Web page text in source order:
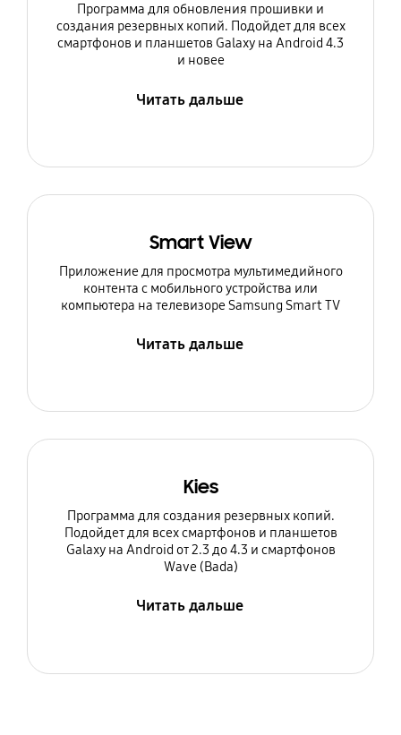
Программа для обновления прошивки и
создания резервных копий. Подойдет для всех
смартфонов и планшетов Galaxy на Android 4.3
и новее
Читать дальше
Smart View
Приложение для просмотра мультимедийного
контента с мобильного устройства или
компьютера на телевизоре Samsung Smart TV
Читать дальше
Kies
Программа для создания резервных копий.
Подойдет для всех смартфонов и планшетов
Galaxy на Android от 2.3 до 4.3 и смартфонов
Wave (Bada)
Читать дальше